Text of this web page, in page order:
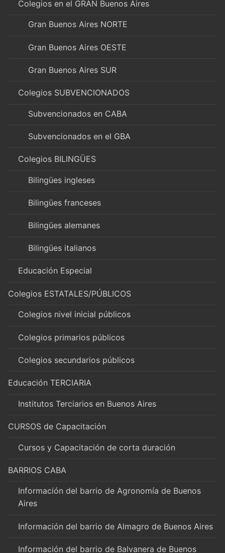
Colegios en el GRAN Buenos Aires
Gran Buenos Aires NORTE
Gran Buenos Aires OESTE
Gran Buenos Aires SUR
Colegios SUBVENCIONADOS
Subvencionados en CABA
Subvencionados en el GBA
Colegios BILINGÜES
Bilingües ingleses
Bilingües franceses
Bilingües alemanes
Bilingües italianos
Educación Especial
Colegios ESTATALES/PÚBLICOS
Colegios nivel inicial públicos
Colegios primarios públicos
Colegios secundarios públicos
Educación TERCIARIA
Institutos Terciarios en Buenos Aires
CURSOS de Capacitación
Cursos y Capacitación de corta duración
BARRIOS CABA
Información del barrio de Agronomía de Buenos
Aires
Información del barrio de Almagro de Buenos Aires
Información del barrio de Balvanera de Buenos